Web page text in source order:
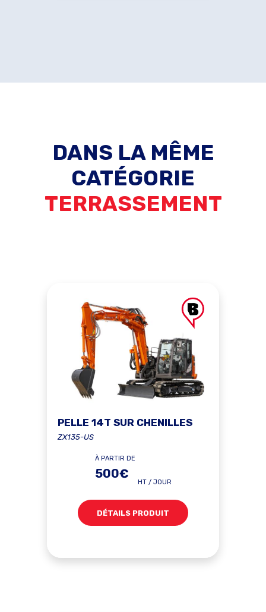
DANS LA MÊME
CATÉGORIE
TERRASSEMENT
PELLE 14T SUR CHENILLES
ZX135-US
À PARTIR DE
500€
HT / JOUR
DÉTAILS PRODUIT